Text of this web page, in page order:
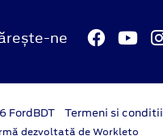
ne
FordBDT Termeni si conditii
dezvoltată de Workleto